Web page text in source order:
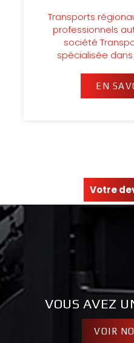
Transports
professionnels
société
spécialisée
EN
Votre
VOUS AVEZ
VOIR